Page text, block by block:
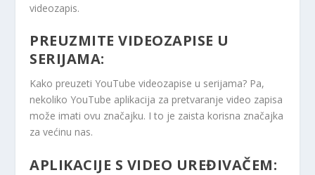
videozapis.
PREUZMITE VIDEOZAPISE U
SERIJAMA:
Kako preuzeti YouTube videozapise u serijama? Pa,
nekoliko YouTube aplikacija za pretvaranje video zapisa
može imati ovu značajku. I to je zaista korisna značajka
za većinu nas.
APLIKACIJE S VIDEO UREĐIVAČEM: